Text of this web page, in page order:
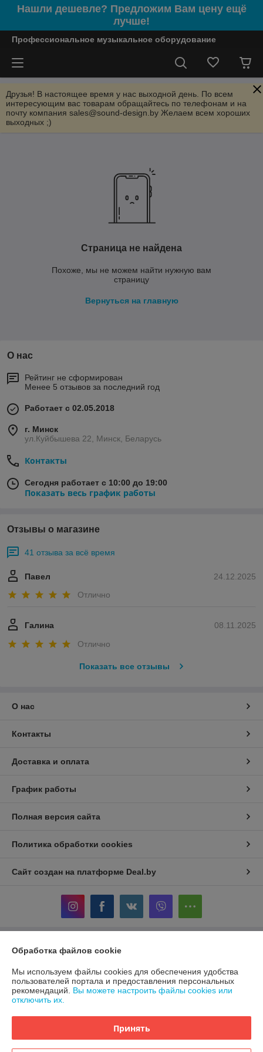
Нашли дешевле? Предложим Вам цену ещё
лучше!
Профессиональное музыкальное оборудование
Друзья! В настоящее время у нас выходной день. По всем
интересующим вас товарам обращайтесь по телефонам и на
почту компания sales@sound-design.by Желаем всем хороших
выходных ;)
Страница не найдена
Похоже, мы не можем найти нужную вам
страницу
Вернуться на главную
О нас
Рейтинг не сформирован
Менее 5 отзывов за последний год
Работает с 02.05.2018
г. Минск
ул.Куйбышева 22, Минск, Беларусь
Контакты
Сегодня работает с 10:00 до 19:00
Показать весь график работы
Отзывы о магазине
41 отзыва за всё время
24.12.2025
Павел
Отлично
08.11.2025
Галина
Отлично
Показать все отзывы
О нас
Контакты
Доставка и оплата
График работы
Полная версия сайта
Политика обработки cookies
Сайт создан на платформе Deal.by
Информация для покупателя
Индивидуальный предприниматель:
ИП Терехов Александр Сергеевич
220117, г. Минск, ул. Белецкого 24-86
Регистрационный номер ЕГР: 192846264
Регистрационный орган: Минский горисполком
Обработка файлов cookie
Мы используем файлы cookies для обеспечения удобства
пользователей портала и предоставления персональных
рекомендаций. Вы можете настроить файлы cookies или
отключить их.
Принять